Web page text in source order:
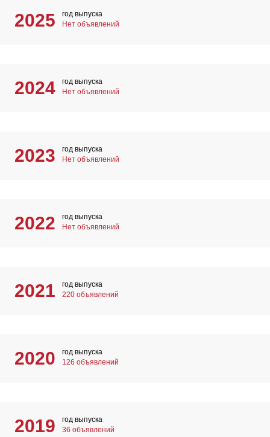
2025
год выпуска
Нет объявлений
2024
год выпуска
Нет объявлений
2023
год выпуска
Нет объявлений
2022
год выпуска
Нет объявлений
2021
год выпуска
220 объявлений
2020
год выпуска
126 объявлений
2019
год выпуска
36 объявлений